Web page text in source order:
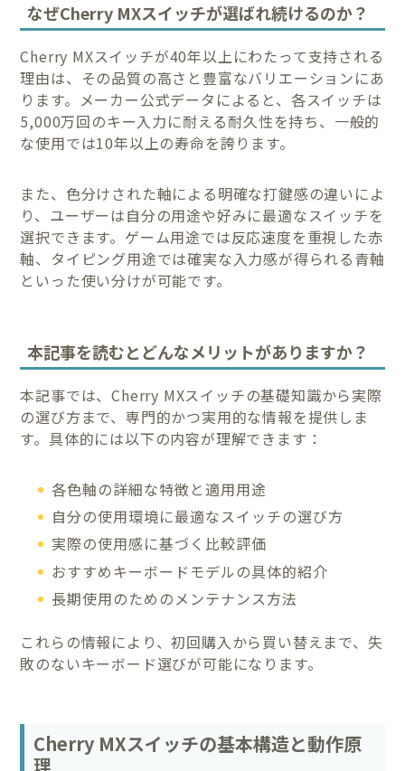
なぜCherry MXスイッチが選ばれ続けるのか？
Cherry MXスイッチが40年以上にわたって支持される
理由は、その品質の高さと豊富なバリエーションにあ
ります。メーカー公式データによると、各スイッチは
5,000万回のキー入力に耐える耐久性を持ち、一般的
な使用では10年以上の寿命を誇ります。
また、色分けされた軸による明確な打鍵感の違いによ
り、ユーザーは自分の用途や好みに最適なスイッチを
選択できます。ゲーム用途では反応速度を重視した赤
軸、タイピング用途では確実な入力感が得られる青軸
といった使い分けが可能です。
本記事を読むとどんなメリットがありますか？
本記事では、Cherry MXスイッチの基礎知識から実際
の選び方まで、専門的かつ実用的な情報を提供しま
す。具体的には以下の内容が理解できます：
各色軸の詳細な特徴と適用用途
自分の使用環境に最適なスイッチの選び方
実際の使用感に基づく比較評価
おすすめキーボードモデルの具体的紹介
長期使用のためのメンテナンス方法
これらの情報により、初回購入から買い替えまで、失
敗のないキーボード選びが可能になります。
Cherry MXスイッチの基本構造と動作原
理